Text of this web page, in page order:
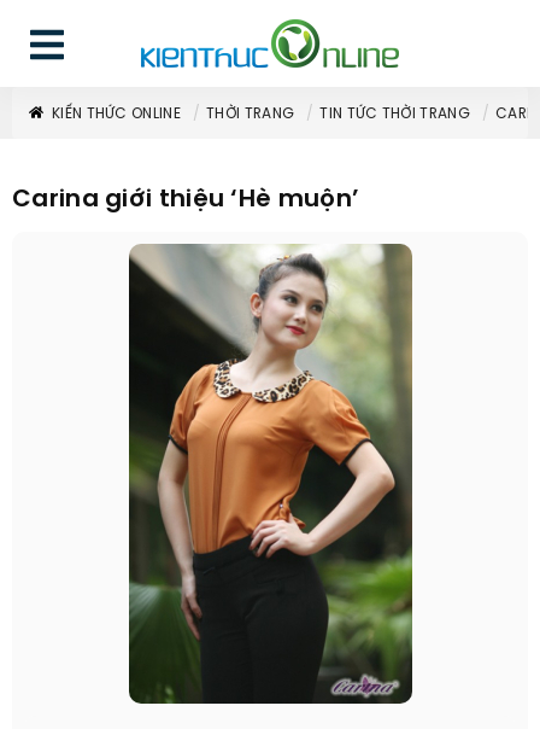
KIẾN THỨC ONLINE THỜI TRANG TIN TỨC THỜI TRANG
Carina giới thiệu ‘Hè muộn’